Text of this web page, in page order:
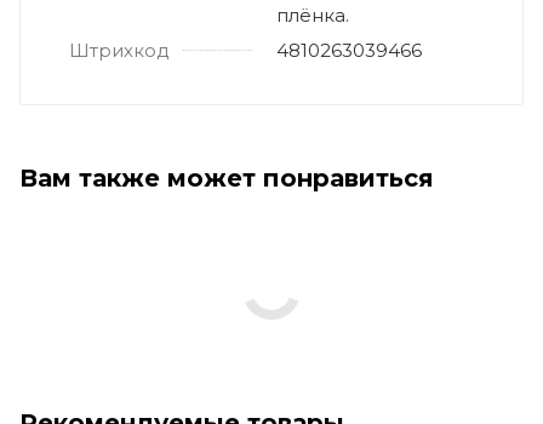
плёнка.
Штрихкод
4810263039466
Вам также может понравиться